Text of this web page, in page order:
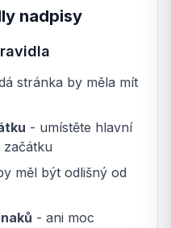
nadpisy
stránka by měla mít
- umístěte hlavní
měl být odlišný od
- ani moc